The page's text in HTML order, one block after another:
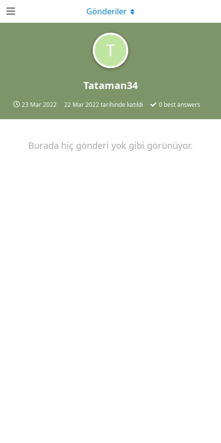
T
Tataman34
23 Mar 2022 22 Mar 2022tarihinde katıldı 0 best answers
Gönderiler
Burada hiç gönderi yok gibi görünüyor.